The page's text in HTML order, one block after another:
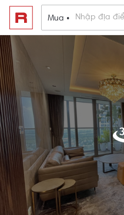
Mua •